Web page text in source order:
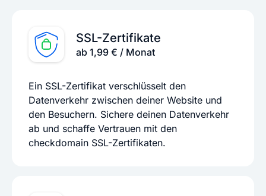
SSL-Zertifikate
ab 1,99 € / Monat
Ein SSL-Zertifikat verschlüsselt den
Datenverkehr zwischen deiner Website und
den Besuchern. Sichere deinen Datenverkehr
ab und schaffe Vertrauen mit den
checkdomain SSL-Zertifikaten.